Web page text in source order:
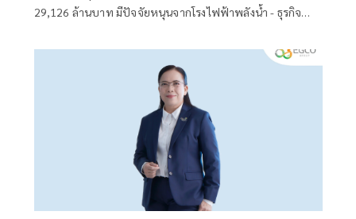
29,126 ล้านบาท มีปัจจัยหนุนจากโรงไฟฟ้าพลังน้ำ - ธุรกิจ
เด่น ลุย ขยายพอร์ตโฟลิโอโรงไฟฟ้าก๊าซธรรมชาติและพลังงาน
หมุนเวียนทั้งในและต่างประเทศ เพื่อเสริมสร้างการเติบโตระยะ